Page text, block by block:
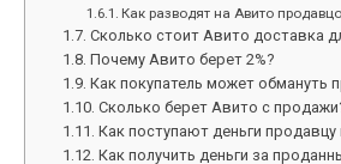
Как разводят на Авито
Сколько стоит Авито доставка
Почему Авито берет 2%?
Как покупатель может обмануть
Сколько берет Авито с
Как поступают деньги продавцу
Как получить деньги за